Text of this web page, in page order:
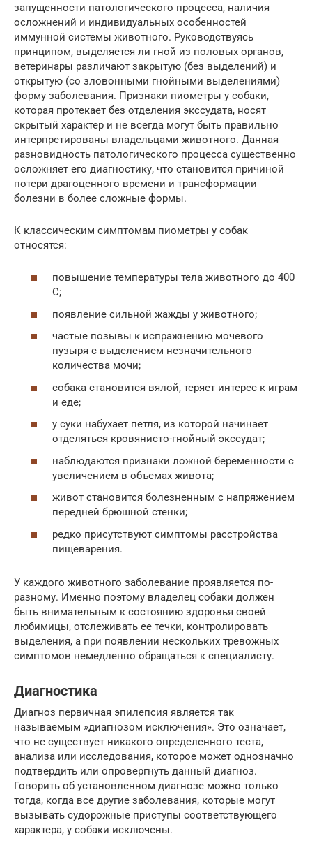
запущенности патологического процесса, наличия
осложнений и индивидуальных особенностей
иммунной системы животного. Руководствуясь
принципом, выделяется ли гной из половых органов,
ветеринары различают закрытую (без выделений) и
открытую (со зловонными гнойными выделениями)
форму заболевания. Признаки пиометры у собаки,
которая протекает без отделения экссудата, носят
скрытый характер и не всегда могут быть правильно
интерпретированы владельцами животного. Данная
разновидность патологического процесса существенно
осложняет его диагностику, что становится причиной
потери драгоценного времени и трансформации
болезни в более сложные формы.
К классическим симптомам пиометры у собак
относятся:
повышение температуры тела животного до 400
С;
появление сильной жажды у животного;
частые позывы к испражнению мочевого
пузыря с выделением незначительного
количества мочи;
собака становится вялой, теряет интерес к играм
и еде;
у суки набухает петля, из которой начинает
отделяться кровянисто-гнойный экссудат;
наблюдаются признаки ложной беременности с
увеличением в объемах живота;
живот становится болезненным с напряжением
передней брюшной стенки;
редко присутствуют симптомы расстройства
пищеварения.
У каждого животного заболевание проявляется по-
разному. Именно поэтому владелец собаки должен
быть внимательным к состоянию здоровья своей
любимицы, отслеживать ее течки, контролировать
выделения, а при появлении нескольких тревожных
симптомов немедленно обращаться к специалисту.
Диагностика
Диагноз первичная эпилепсия является так
называемым »диагнозом исключения». Это означает,
что не существует никакого определенного теста,
анализа или исследования, которое может однозначно
подтвердить или опровергнуть данный диагноз.
Говорить об установленном диагнозе можно только
тогда, когда все другие заболевания, которые могут
вызывать судорожные приступы соответствующего
характера, у собаки исключены.